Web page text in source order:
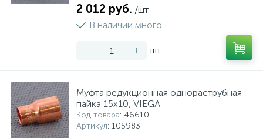
2 012 руб. /шт
В наличии много
- + шт
Муфта редукционная однораструбная
пайка 15х10, VIEGA
Код товара: 46610
Артикул: 105983